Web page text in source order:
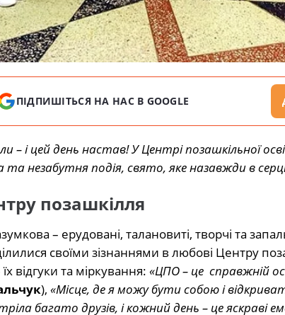
ПІДПИШІТЬСЯ НА НАС В GOOGLE
– і цей день настав! У Центрі позашкільної
та незабутня подія, свято, яке назавжди в
позашкілля
– ерудовані, талановиті, творчі та
своїми зізнаннями в любові Центру
відгуки та міркування: «ЦПО – це справжній
), «Місце, де я можу бути собою і
багато друзів, і кожний день – це яскраві